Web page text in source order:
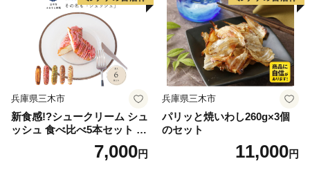
兵庫県三木市
新食感!?シュークリーム シュ
ッシュ 食べ比べ5本セット シ
ューアイス お試し 抹茶ミル
クいちごチョコキャラメルナ
7,000円
兵庫県三木市
パリッと焼いわし260g×3個
のセット
11,000円